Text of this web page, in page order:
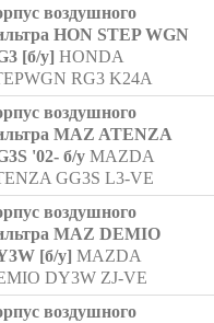
воздушного
HON STEP WGN
[б/у] HONDA
RG3 K24A
воздушного
MAZ ATENZA
'02- б/у MAZDA
GG3S L3-VE
воздушного
MAZ DEMIO
[б/у] MAZDA
DY3W ZJ-VE
воздушного